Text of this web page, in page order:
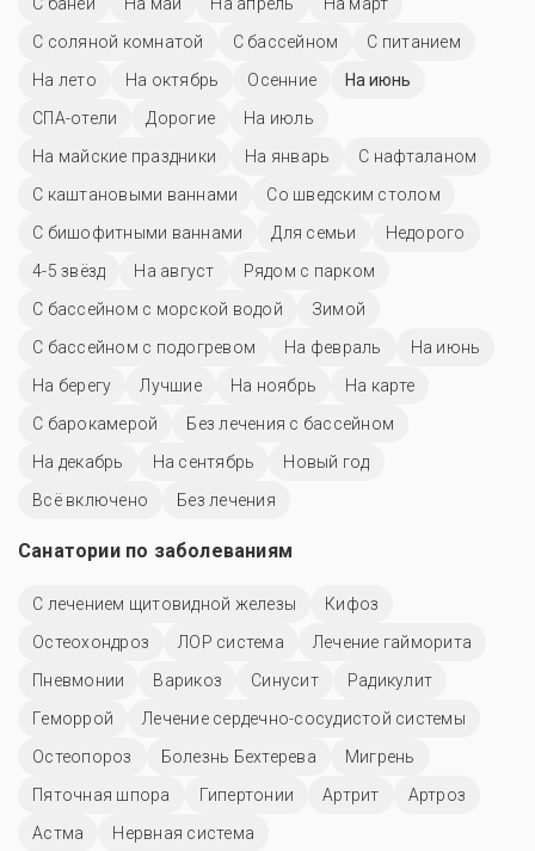
С соляной комнатой
C бассейном
С питанием
На лето
На октябрь Осенние
На июнь
СПА-отели
Дорогие
На июль
На майские праздники
На январь
С нафталаном
С каштановыми ваннами
Со шведским столом
С бишофитными ваннами
Для семьи
Недорого
4-5 звёзд
На август
Рядом с парком
С бассейном с морской водой
Зимой
С бассейном с подогревом
На февраль
На июнь
На берегу
Лучшие На ноябрь
На карте
С барокамерой
Без лечения с бассейном
На декабрь
На сентябрь
Новый год
Всё включено
Без лечения
Санатории по заболеваниям
С лечением щитовидной железы
Кифоз
Остеохондроз
ЛОР система
Лечение гайморита
Пневмонии
Варикоз Синусит
Радикулит
Геморрой
Лечение сердечно-сосудистой системы
Остеопороз
Болезнь Бехтерева
Мигрень
Пяточная шпора
Гипертонии Артрит
Артроз
Астма
Нервная система